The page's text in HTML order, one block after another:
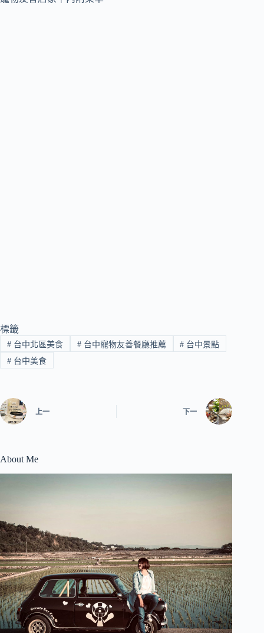
標籤
#台中北區美食 #台中寵物友善餐廳推薦 # 台中景點
#台中美食
上一 下一
About Me